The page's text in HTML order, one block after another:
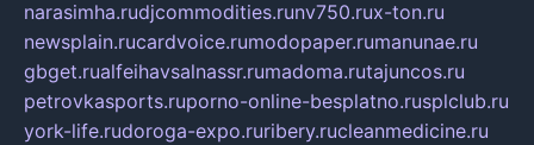
narasimha.rudjcommodities.runv750.rux-ton.ru
newsplain.rucardvoice.rumodopaper.rumanunae.ru
gbget.rualfeihavsalnassr.rumadoma.rutajuncos.ru
petrovkasports.ruporno-online-besplatno.rusplclub.ru
york-life.rudoroga-expo.ruribery.rucleanmedicine.ru